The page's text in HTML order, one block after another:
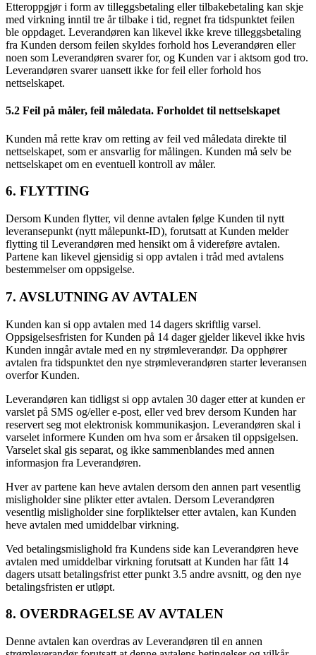
Etteroppgjør i form av tilleggsbetaling eller tilbakebetaling kan skje
med virkning inntil tre år tilbake i tid, regnet fra tidspunktet feilen
ble oppdaget. Leverandøren kan likevel ikke kreve tilleggsbetaling
fra Kunden dersom feilen skyldes forhold hos Leverandøren eller
noen som Leverandøren svarer for, og Kunden var i aktsom god tro.
Leverandøren svarer uansett ikke for feil eller forhold hos
nettselskapet.
5.2 Feil på måler, feil måledata. Forholdet til nettselskapet
Kunden må rette krav om retting av feil ved måledata direkte til
nettselskapet, som er ansvarlig for målingen. Kunden må selv be
nettselskapet om en eventuell kontroll av måler.
6. FLYTTING
Dersom Kunden flytter, vil denne avtalen følge Kunden til nytt
leveransepunkt (nytt målepunkt-ID), forutsatt at Kunden melder
flytting til Leverandøren med hensikt om å videreføre avtalen.
Partene kan likevel gjensidig si opp avtalen i tråd med avtalens
bestemmelser om oppsigelse.
7. AVSLUTNING AV AVTALEN
Kunden kan si opp avtalen med 14 dagers skriftlig varsel.
Oppsigelsesfristen for Kunden på 14 dager gjelder likevel ikke hvis
Kunden inngår avtale med en ny strømleverandør. Da opphører
avtalen fra tidspunktet den nye strømleverandøren starter leveransen
overfor Kunden.
Leverandøren kan tidligst si opp avtalen 30 dager etter at kunden er
varslet på SMS og/eller e-post, eller ved brev dersom Kunden har
reservert seg mot elektronisk kommunikasjon. Leverandøren skal i
varselet informere Kunden om hva som er årsaken til oppsigelsen.
Varselet skal gis separat, og ikke sammenblandes med annen
informasjon fra Leverandøren.
Hver av partene kan heve avtalen dersom den annen part vesentlig
misligholder sine plikter etter avtalen. Dersom Leverandøren
vesentlig misligholder sine forpliktelser etter avtalen, kan Kunden
heve avtalen med umiddelbar virkning.
Ved betalingsmislighold fra Kundens side kan Leverandøren heve
avtalen med umiddelbar virkning forutsatt at Kunden har fått 14
dagers utsatt betalingsfrist etter punkt 3.5 andre avsnitt, og den nye
betalingsfristen er utløpt.
8. OVERDRAGELSE AV AVTALEN
Denne avtalen kan overdras av Leverandøren til en annen